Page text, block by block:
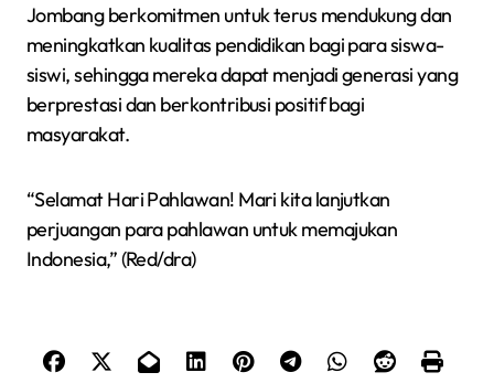
Jombang berkomitmen untuk terus mendukung dan
meningkatkan kualitas pendidikan bagi para siswa-
siswi, sehingga mereka dapat menjadi generasi yang
berprestasi dan berkontribusi positif bagi
masyarakat.
“Selamat Hari Pahlawan! Mari kita lanjutkan
perjuangan para pahlawan untuk memajukan
Indonesia,” (Red/dra)